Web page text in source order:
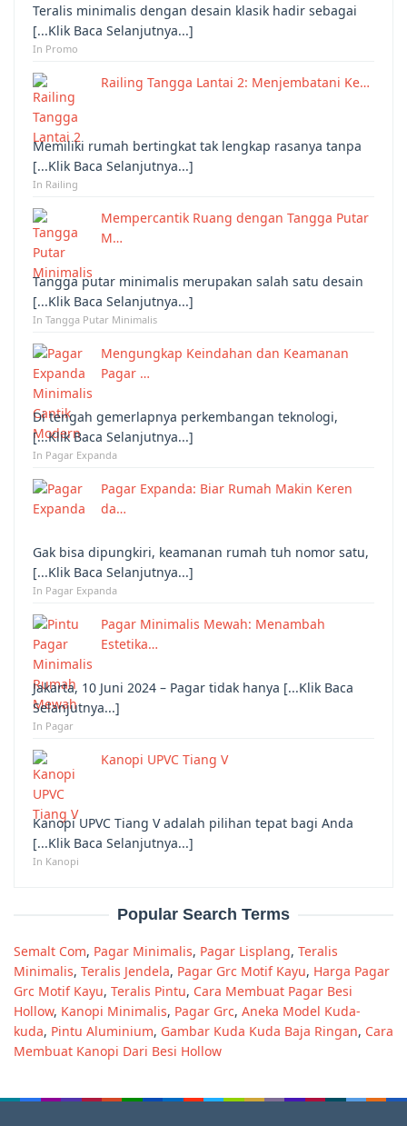
Teralis minimalis dengan desain klasik hadir sebagai
[...Klik Baca Selanjutnya...]
In Promo
Railing Tangga Lantai 2: Menjembatani Ke…
Memiliki rumah bertingkat tak lengkap rasanya tanpa
[...Klik Baca Selanjutnya...]
In Railing
Mempercantik Ruang dengan Tangga Putar
M…
Tangga putar minimalis merupakan salah satu desain
[...Klik Baca Selanjutnya...]
In Tangga Putar Minimalis
Mengungkap Keindahan dan Keamanan
Pagar …
Di tengah gemerlapnya perkembangan teknologi,
[...Klik Baca Selanjutnya...]
In Pagar Expanda
Pagar Expanda: Biar Rumah Makin Keren
da…
Gak bisa dipungkiri, keamanan rumah tuh nomor satu,
[...Klik Baca Selanjutnya...]
In Pagar Expanda
Pagar Minimalis Mewah: Menambah
Estetika…
Jakarta, 10 Juni 2024 – Pagar tidak hanya [...Klik Baca
Selanjutnya...]
In Pagar
Kanopi UPVC Tiang V
Kanopi UPVC Tiang V adalah pilihan tepat bagi Anda
[...Klik Baca Selanjutnya...]
In Kanopi
Popular Search Terms
Semalt Com, Pagar Minimalis, Pagar Lisplang, Teralis
Minimalis, Teralis Jendela, Pagar Grc Motif Kayu, Harga Pagar
Grc Motif Kayu, Teralis Pintu, Cara Membuat Pagar Besi
Hollow, Kanopi Minimalis, Pagar Grc, Aneka Model Kuda-
kuda, Pintu Aluminium, Gambar Kuda Kuda Baja Ringan, Cara
Membuat Kanopi Dari Besi Hollow